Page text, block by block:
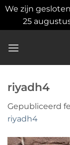
We zijn
25
naar
riyadh4
Gepubliceerd
riyadh4